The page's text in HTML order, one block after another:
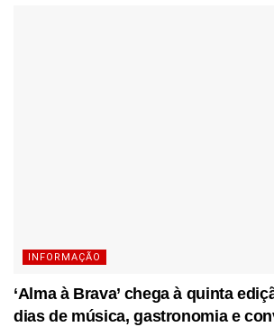
INFORMAÇÃO
‘Alma à Brava’ chega à quinta
dias de música, gastronomia e